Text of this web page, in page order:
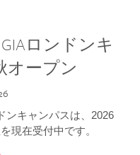
ロンドンキ
オープン
ンキャンパスは、2026
現在受付中です。